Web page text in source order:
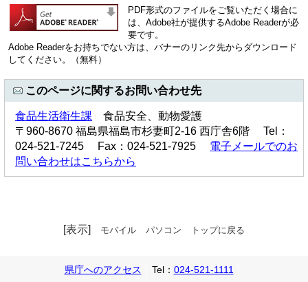
PDF形式のファイルをご覧いただく場合に
は、Adobe社が提供するAdobe Readerが必
要です。
Adobe Readerをお持ちでない方は、バナーのリンク先からダウンロード
してください。（無料）
このページに関するお問い合わせ先
食品生活衛生課 食品安全、動物愛護
〒960-8670 福島県福島市杉妻町2-16 西庁舎6階 Tel：
024-521-7245 Fax：024-521-7925 電子メールでのお
問い合わせはこちらから
[表示] モバイル パソコン トップに戻る
県庁へのアクセス Tel： 024-521-1111